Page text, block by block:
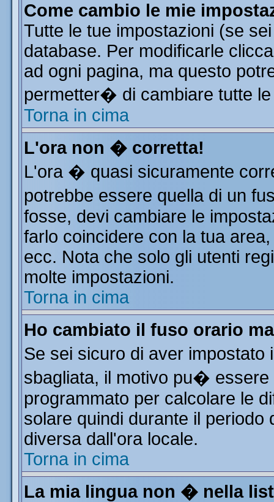
Come cambio le mie
Tutte le tue impostazioni (se
database. Per modificarle
ad ogni pagina, ma questo
permetter� di cambiare tutte
Torna in cima
L'ora non � corretta!
L'ora � quasi sicuramente
potrebbe essere quella di un
fosse, devi cambiare le
farlo coincidere con la tua
ecc. Nota che solo gli utenti
molte impostazioni.
Torna in cima
Ho cambiato il fuso orario
Se sei sicuro di aver
sbagliata, il motivo pu�
programmato per calcolare le
solare quindi durante il
diversa dall'ora locale.
Torna in cima
La mia lingua non � nella